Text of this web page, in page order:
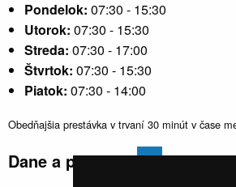
Pondelok: 07:30 - 15:30
Utorok: 07:30 - 15:30
Streda: 07:30 - 17:00
Štvrtok: 07:30 - 15:30
Piatok: 07:30 - 14:00
Obedňajšia prestávka v trvaní 30 minút v čase
Dane a poplatky